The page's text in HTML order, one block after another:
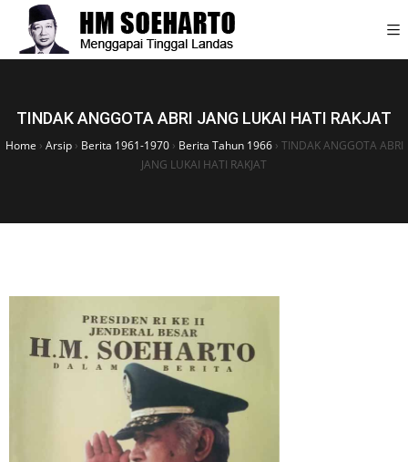
TINDAK ANGGOTA ABRI JANG LUKAI HATI RAKJAT
Home › Arsip› Berita 1961-1970› Berita Tahun 1966› TINDAK ANGGOTA ABRI
JANG LUKAI HATI RAKJAT